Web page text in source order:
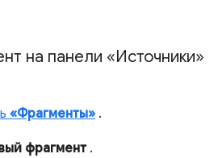
на панели «Источники»
«Фрагменты» .
фрагмент.